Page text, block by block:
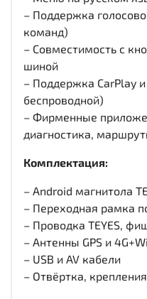
– Поддержка
команд)
– Совместимость с
шиной
– Поддержка CarPlay
беспроводной)
– Фирменные
диагностика,
Комплектация:
– Android магнитола
– Переходная рамка
– Проводка TEYES,
– Антенны GPS и
– USB и AV кабели
– Отвёртка,